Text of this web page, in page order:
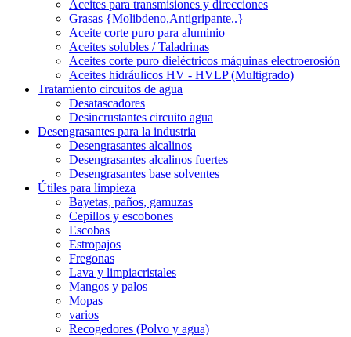
Aceites para transmisiones y direcciones
Grasas {Molibdeno,Antigripante..}
Aceite corte puro para aluminio
Aceites solubles / Taladrinas
Aceites corte puro dieléctricos máquinas electroerosión
Aceites hidráulicos HV - HVLP (Multigrado)
Tratamiento circuitos de agua
Desatascadores
Desincrustantes circuito agua
Desengrasantes para la industria
Desengrasantes alcalinos
Desengrasantes alcalinos fuertes
Desengrasantes base solventes
Útiles para limpieza
Bayetas, paños, gamuzas
Cepillos y escobones
Escobas
Estropajos
Fregonas
Lava y limpiacristales
Mangos y palos
Mopas
varios
Recogedores (Polvo y agua)